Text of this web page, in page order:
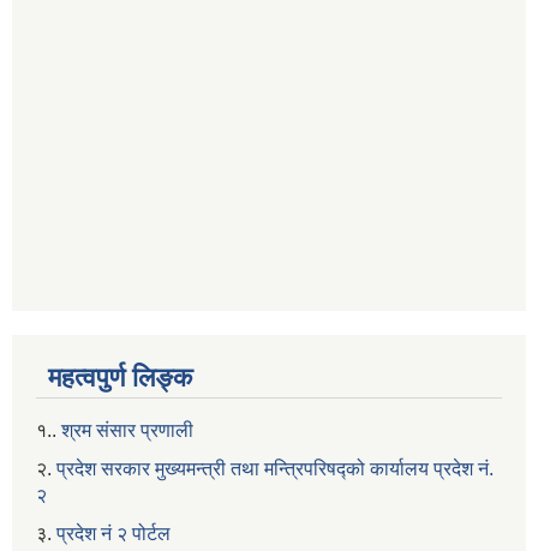
महत्वपुर्ण लिङ्क
१..श्रम संसार प्रणाली
२. प्रदेश सरकार मुख्यमन्त्री तथा मन्त्रिपरिषद्को कार्यालय प्रदेश नं.
२
३.प्रदेश नं २ पोर्टल